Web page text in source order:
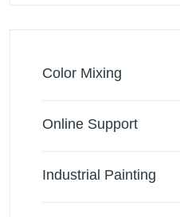
Color Mixing
Online Support
Industrial Painting